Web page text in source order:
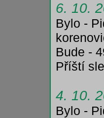
6. 10.
Bylo -
Bude -
Příští
4. 10.
Bylo -